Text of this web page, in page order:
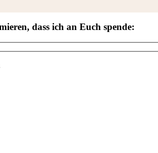
dass ich an Euch spende: